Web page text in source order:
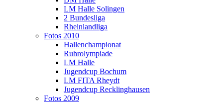
LM Halle Solingen
2 Bundesliga
Rheinlandliga
Fotos 2010
Hallenchampionat
Ruhrolympiade
LM Halle
Jugendcup Bochum
LM FITA Rheydt
Jugendcup Recklinghausen
Fotos 2009